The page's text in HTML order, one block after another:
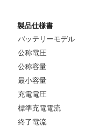
製品仕様書
バッテリーモデル
公称電圧
公称容量
最小容量
充電電圧
標準充電電流
終了電流